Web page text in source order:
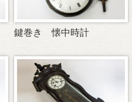
鍵巻き 懐中時計